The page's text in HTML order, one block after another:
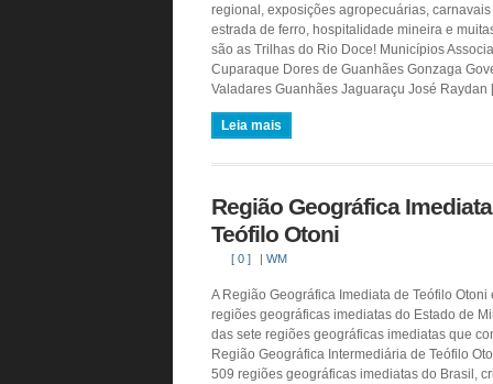
regional, exposições agropecuárias, carnavais
estrada de ferro, hospitalidade mineira e
são as Trilhas do Rio Doce! Municípios
Cuparaque Dores de Guanhães Gonzaga
Valadares Guanhães Jaguaraçu José
Leia mais
Região Geográfica
Teófilo Otoni
[ 0 ] | WM
A Região Geográfica Imediata de Teófilo Otoni
regiões geográficas imediatas do Estado de
das sete regiões geográficas imediatas que
Região Geográfica Intermediária de Teófilo
509 regiões geográficas imediatas do Brasil,